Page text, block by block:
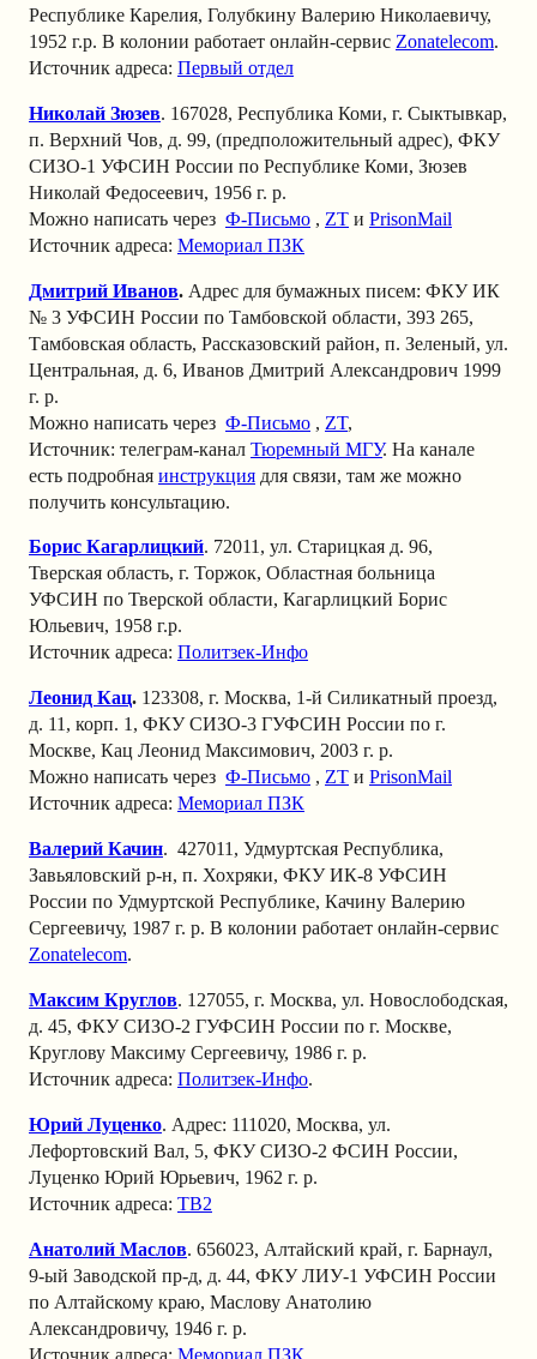
Республике Карелия, Голубкину Валерию Николаевичу,
1952 г.р. В колонии работает онлайн-сервис Zonatelecom.
Источник адреса: Первый отдел
Николай Зюзев. 167028, Республика Коми, г. Сыктывкар,
п. Верхний Чов, д. 99, (предположительный адрес), ФКУ
СИЗО-1 УФСИН России по Республике Коми, Зюзев
Николай Федосеевич, 1956 г. р.
Можно написать через Ф-Письмо , ZT и PrisonMail
Источник адреса: Мемориал ПЗК
Дмитрий Иванов. Адрес для бумажных писем: ФКУ ИК
№ 3 УФСИН России по Тамбовской области, 393 265,
Тамбовская область, Рассказовский район, п. Зеленый, ул.
Центральная, д. 6, Иванов Дмитрий Александрович 1999
г. р.
Можно написать через Ф-Письмо , ZT,
Источник: телеграм-канал Тюремный МГУ. На канале
есть подробная инструкция для связи, там же можно
получить консультацию.
Борис Кагарлицкий. 72011, ул. Старицкая д. 96,
Тверская область, г. Торжок, Областная больница
УФСИН по Тверской области, Кагарлицкий Борис
Юльевич, 1958 г.р.
Источник адреса: Политзек-Инфо
Леонид Кац. 123308, г. Москва, 1-й Силикатный проезд,
д. 11, корп. 1, ФКУ СИЗО-3 ГУФСИН России по г.
Москве, Кац Леонид Максимович, 2003 г. р.
Можно написать через Ф-Письмо , ZT и PrisonMail
Источник адреса: Мемориал ПЗК
Валерий Качин. 427011, Удмуртская Республика,
Завьяловский р-н, п. Хохряки, ФКУ ИК-8 УФСИН
России по Удмуртской Республике, Качину Валерию
Сергеевичу, 1987 г. р. В колонии работает онлайн-сервис
Zonatelecom.
Максим Круглов. 127055, г. Москва, ул. Новослободская,
д. 45, ФКУ СИЗО-2 ГУФСИН России по г. Москве,
Круглову Максиму Сергеевичу, 1986 г. р.
Источник адреса: Политзек-Инфо.
Юрий Луценко. Адрес: 111020, Москва, ул.
Лефортовский Вал, 5, ФКУ СИЗО-2 ФСИН России,
Луценко Юрий Юрьевич, 1962 г. р.
Источник адреса: TВ2
Анатолий Маслов. 656023, Алтайский край, г. Барнаул,
9-ый Заводской пр-д, д. 44, ФКУ ЛИУ-1 УФСИН России
по Алтайскому краю, Маслову Анатолию
Александровичу, 1946 г. р.